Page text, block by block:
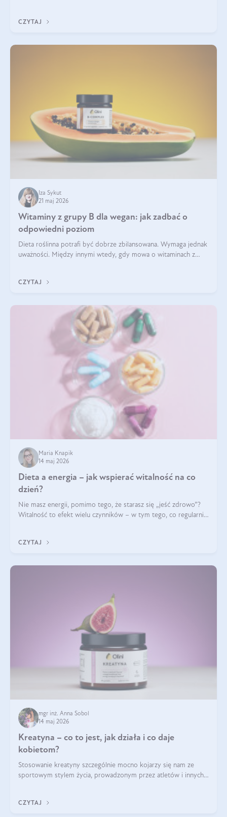
CZYTAJ
Iza Sykut
21 maj 2026
Witaminy z grupy B dla wegan: jak zadbać o
odpowiedni poziom
Dieta roślinna potrafi być dobrze zbilansowana. Wymaga jednak
uważności. Między innymi wtedy, gdy mowa o witaminach z
CZYTAJ
Maria Knapik
14 maj 2026
Dieta a energia – jak wspierać witalność na co
dzień?
Nie masz energii, pomimo tego, że starasz się „jeść zdrowo”?
Witalność to efekt wielu czynników – w tym tego, co regularnie
CZYTAJ
mgr inż. Anna Sobol
14 maj 2026
Kreatyna – co to jest, jak działa i co daje
kobietom?
Stosowanie kreatyny szczególnie mocno kojarzy się nam ze
sportowym stylem życia, prowadzonym przez atletów i innych
zwiększa masę
CZYTAJ